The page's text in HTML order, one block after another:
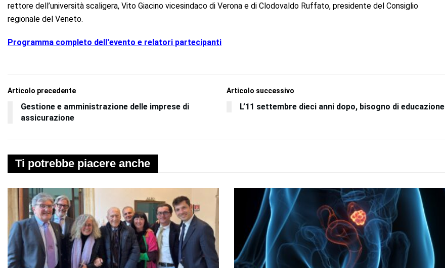
rettore dell’università scaligera, Vito Giacino vicesindaco di Verona e di Clodovaldo Ruffato, presidente del Consiglio
regionale del Veneto.
Programma completo dell'evento e relatori partecipanti
Articolo precedente
Gestione e amministrazione delle imprese di
assicurazione
Articolo successivo
L’11 settembre dieci anni dopo, bisogno di educazione
Ti potrebbe piacere anche